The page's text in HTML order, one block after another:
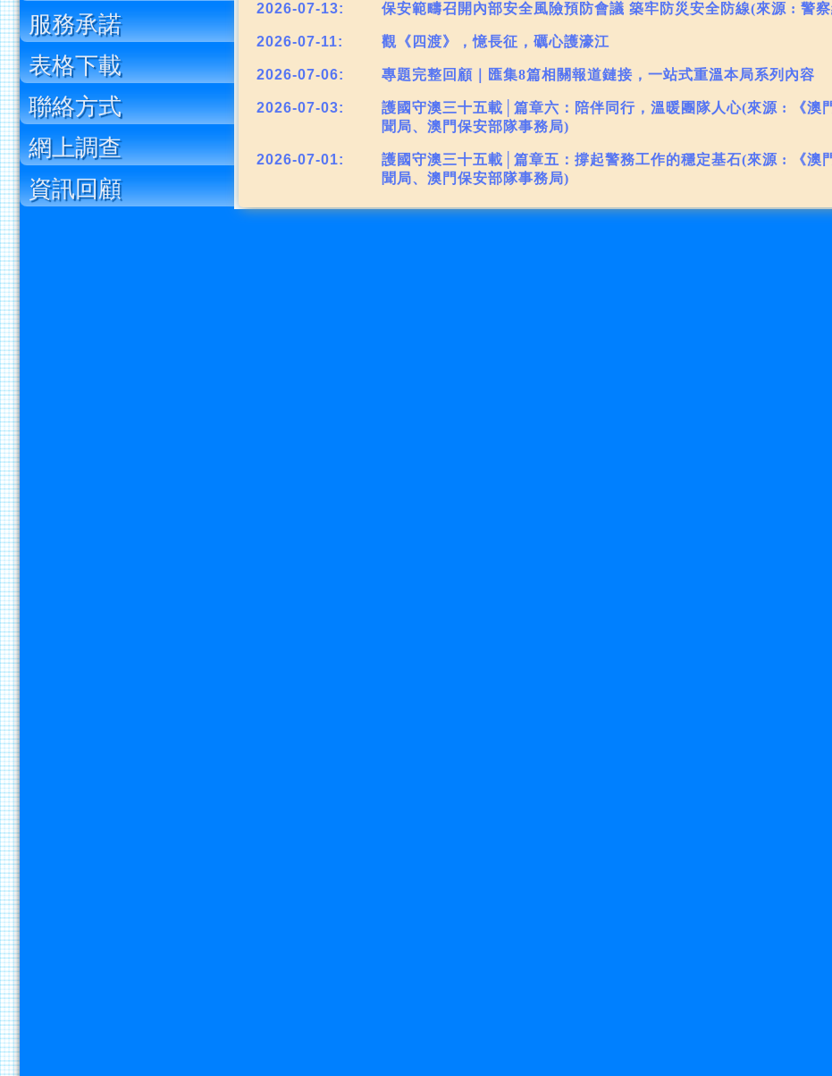
服務承諾
表格下載
聯絡方式
網上調查
資訊回顧
2026-07-13: 保安範疇召開內部安全風險預防會議 築牢防災安全防線(來源 : 警
2026-07-11: 觀《四渡》，憶長征，礪心護濠江
2026-07-06: 專題完整回顧｜匯集8篇相關報道鏈接，一站式重溫本局系列內容
2026-07-03:
護國守澳三十五載│篇章六：陪伴同行，溫暖團隊人心(來源 : 《澳
聞局、澳門保安部隊事務局)
2026-07-01:
護國守澳三十五載│篇章五：撐起警務工作的穩定基石(來源 : 《澳
聞局、澳門保安部隊事務局)